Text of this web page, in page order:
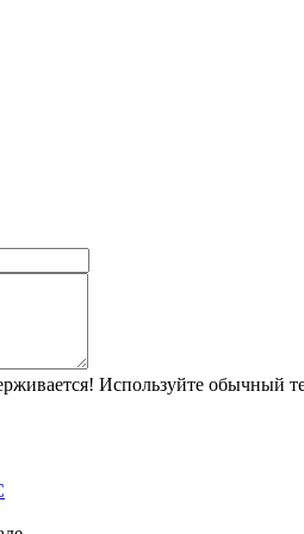
Используйте обычный